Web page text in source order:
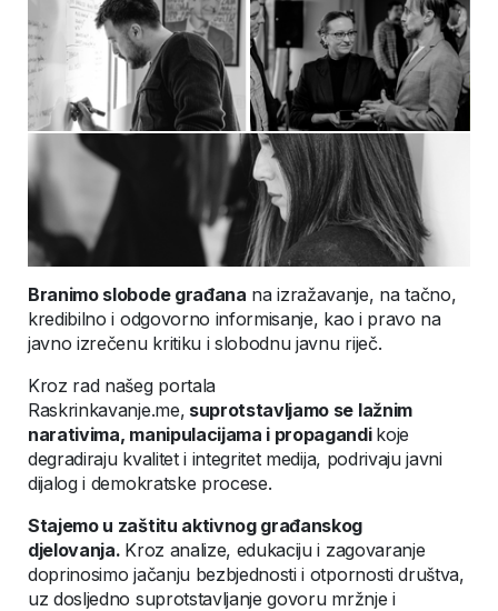
Branimo slobode građana na izražavanje, na tačno,
kredibilno i odgovorno informisanje, kao i pravo na
javno izrečenu kritiku i slobodnu javnu riječ.
Kroz rad našeg portala
Raskrinkavanje.me, suprotstavljamo se lažnim
narativima, manipulacijama i propagandi koje
degradiraju kvalitet i integritet medija, podrivaju javni
dijalog i demokratske procese.
Stajemo u zaštitu aktivnog građanskog
djelovanja. Kroz analize, edukaciju i zagovaranje
doprinosimo jačanju bezbjednosti i otpornosti društva,
uz dosljedno suprotstavljanje govoru mržnje i